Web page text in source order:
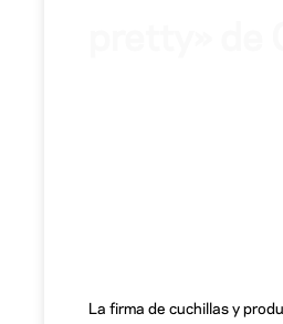
La firma de cuchillas y